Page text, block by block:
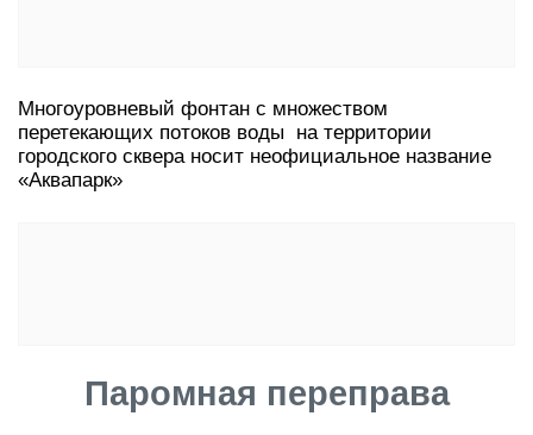
Многоуровневый фонтан с множеством
перетекающих потоков воды на территории
городского сквера носит неофициальное название
«Аквапарк»
Паромная переправа